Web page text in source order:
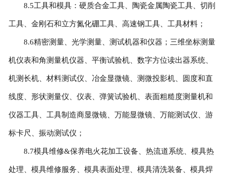
8.5工具和模具：硬质合金工具、陶瓷金属陶瓷工具、切削
工具、金刚石和立方氮化硼工具、高速钢工具、工具材料；
8.6精密测量、光学测量、测试机器和仪器；三维坐标测量
机仪表和角测量机仪器、平衡试验机、数字方位读出器系统、
机测长机、材料测试仪、冶金显微镜、测微投影机、圆度和直
线度、形状测量仪、仪表、弹簧试验机、表面粗糙度测量机和
仪器工具、工具制造商显微镜、万能显微镜、万能测试仪、游
标卡尺、振动测试仪；
8.7模具维修&保养电火花加工设备、热流道系统、模具热
处理、模具维修服务、模具表面处理、模具清洗装备、模具焊